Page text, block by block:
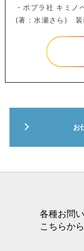
・ポプラ社 キミノ
(著：水瀬さら) 装
お
各種お問
こちらか